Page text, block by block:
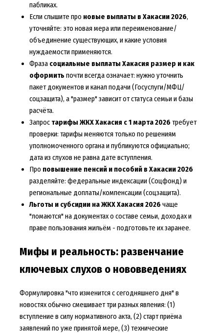
пабликах.
Если слышите про новые выплаты в Хакасии 2026,
уточняйте: это новая мера или переименование/
объединение существующих, и какие условия
нуждаемости применяются.
Фраза социальные выплаты Хакасия размер и как
оформить почти всегда означает: нужно уточнить
пакет документов и канал подачи (Госуслуги/МФЦ/
соцзащита), а "размер" зависит от статуса семьи и базы
расчёта.
Запрос тарифы ЖКХ Хакасия с 1 марта 2026 требует
проверки: тарифы меняются только по решениям
уполномоченного органа и публикуются официально;
дата из слухов не равна дате вступления.
Про повышение пенсий и пособий в Хакасии 2026
разделяйте: федеральные индексации (Соцфонд) и
региональные доплаты/компенсации (соцзащита).
Льготы и субсидии на ЖКХ Хакасия 2026 чаще
"ломаются" на документах о составе семьи, доходах и
праве пользования жильём - подготовьте их заранее.
Мифы и реальность: развенчание
ключевых слухов о нововведениях
Формулировка "что изменится с сегодняшнего дня" в
новостях обычно смешивает три разных явления: (1)
вступление в силу нормативного акта, (2) старт приёма
заявлений по уже принятой мере, (3) технические